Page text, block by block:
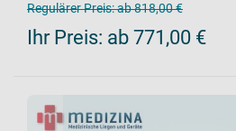
Regulärer Preis:ab 818,00 €
Ihr Preis: ab 771,00 €